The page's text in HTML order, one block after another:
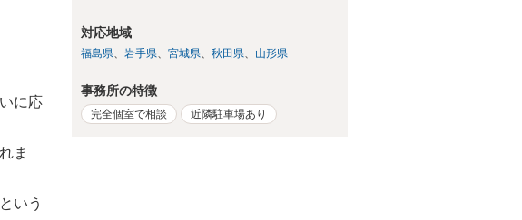
に応
ま
いう
対応地域
福島県 岩手県 宮城県 秋田県 山形県
事務所の特徴
完全個室で相談 近隣駐車場あり